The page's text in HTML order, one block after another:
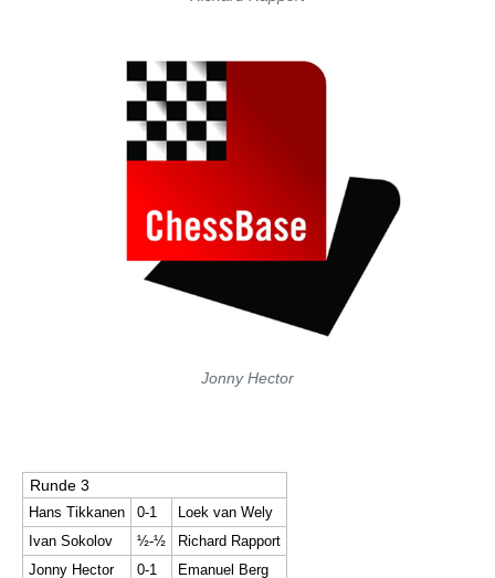
Jonny Hector
Runde 3
Hans Tikkanen 0-1
Loek van Wely
Ivan Sokolov
½-½
Richard Rapport
Jonny Hector
0-1
Emanuel Berg